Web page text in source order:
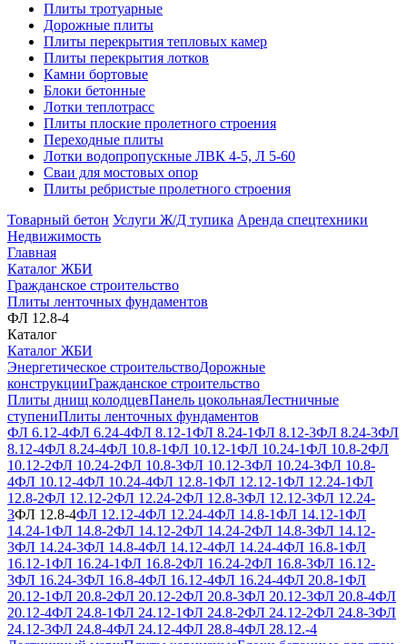
Плиты тротуарные
Дорожные плиты
Плиты перекрытия тепловых камер
Плиты перекрытия лотков
Камни бортовые
Блоки бетонные
Лотки теплотрасс
Плиты плоские пролетного строения
Переходные плиты
Лотки водопропускные ЛВК 4-5, Л 5-60
Сваи для мостовых опор
Плиты ребристые пролетного строения
Товарный бетон Услуги Ж/Д тупика Аренда спецтехники
Недвижимость
Главная
Каталог ЖБИ
Гражданское строительство
Плиты ленточных фундаментов
ФЛ 12.8-4
Каталог
Каталог ЖБИ
Энергетическое строительствоДорожные
конструкцииГражданское строительство
Плиты днищ колодцевПанель цокольнаяЛестничные
ступениПлиты ленточных фундаментов
ФЛ 6.12-4ФЛ 6.24-4ФЛ 8.12-1ФЛ 8.24-1ФЛ 8.12-3ФЛ 8.24-3ФЛ
8.12-4ФЛ 8.24-4ФЛ 10.8-1ФЛ 10.12-1ФЛ 10.24-1ФЛ 10.8-2ФЛ
10.12-2ФЛ 10.24-2ФЛ 10.8-3ФЛ 10.12-3ФЛ 10.24-3ФЛ 10.8-
4ФЛ 10.12-4ФЛ 10.24-4ФЛ 12.8-1ФЛ 12.12-1ФЛ 12.24-1ФЛ
12.8-2ФЛ 12.12-2ФЛ 12.24-2ФЛ 12.8-3ФЛ 12.12-3ФЛ 12.24-
3ФЛ 12.8-4ФЛ 12.12-4ФЛ 12.24-4ФЛ 14.8-1ФЛ 14.12-1ФЛ
14.24-1ФЛ 14.8-2ФЛ 14.12-2ФЛ 14.24-2ФЛ 14.8-3ФЛ 14.12-
3ФЛ 14.24-3ФЛ 14.8-4ФЛ 14.12-4ФЛ 14.24-4ФЛ 16.8-1ФЛ
16.12-1ФЛ 16.24-1ФЛ 16.8-2ФЛ 16.24-2ФЛ 16.8-3ФЛ 16.12-
3ФЛ 16.24-3ФЛ 16.8-4ФЛ 16.12-4ФЛ 16.24-4ФЛ 20.8-1ФЛ
20.12-1ФЛ 20.8-2ФЛ 20.12-2ФЛ 20.8-3ФЛ 20.12-3ФЛ 20.8-4ФЛ
20.12-4ФЛ 24.8-1ФЛ 24.12-1ФЛ 24.8-2ФЛ 24.12-2ФЛ 24.8-3ФЛ
24.12-3ФЛ 24.8-4ФЛ 24.12-4ФЛ 28.8-4ФЛ 28.12.-4